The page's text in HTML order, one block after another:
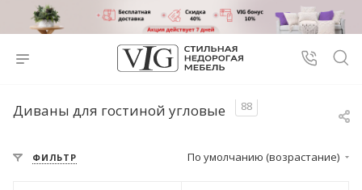
Диваны для гостиной угловые 88
ФИЛЬТР По умолчанию (возрастание)